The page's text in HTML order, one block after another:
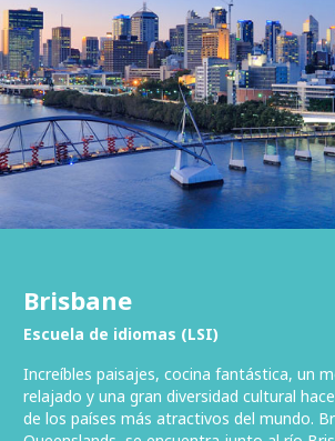
Brisbane
Escuela de idiomas (LSI)
Increíbles paisajes, cocina fantástica, un
relajado y una gran diversidad cultural
de los países más atractivos del mundo.